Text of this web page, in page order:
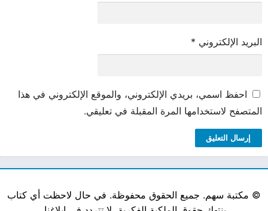
البريد الإلكتروني *
احفظ اسمي، بريدي الإلكتروني، والموقع الإلكتروني في هذا
المتصفح لاستخدامها المرة المقبلة في تعليقي.
© مكتبة سهم. جميع الحقوق محفوظة. في حال لاحظت أي كتاب